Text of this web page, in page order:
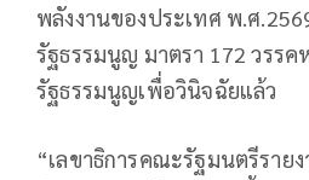
พลังงานของประเทศ พ.ศ
รัฐธรรมนูญ มาตรา 172 วรรค
รัฐธรรมนูญเพื่อวินิจฉัยแล้ว
“เลขาธิการคณะรัฐมนตรีราย